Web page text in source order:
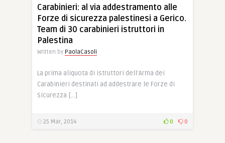
Carabinieri: al via addestramento alle
Forze di sicurezza palestinesi a Gerico.
Team di 30 carabinieri istruttori in
Palestina
Written by PaolaCasoli
La prima aliquota di istruttori dell’Arma dei
Carabinieri destinati ad addestrare le Forze di
Sicurezza […]
25 Mar, 2014 0 0